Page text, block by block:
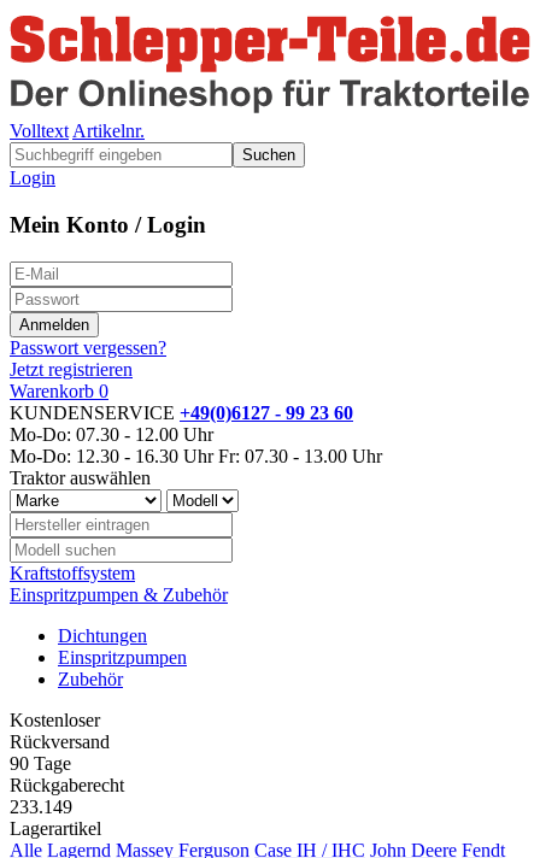
Volltext Artikelnr.
Suchen
Login
Mein Konto / Login
Passwort vergessen?
Jetzt registrieren
Warenkorb 0
KUNDENSERVICE +49(0)6127 - 99 23 60
Mo-Do: 07.30 - 12.00 Uhr
Mo-Do: 12.30 - 16.30 Uhr Fr: 07.30 - 13.00 Uhr
Traktor auswählen
Kraftstoffsystem
Einspritzpumpen & Zubehör
Dichtungen
Einspritzpumpen
Zubehör
Kostenloser
Rückversand
90 Tage
Rückgaberecht
233.149
Lagerartikel
Alle Lagernd Massey Ferguson Case IH / IHC John Deere Fendt